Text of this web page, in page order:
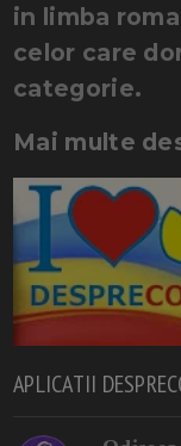
in limba
celor care
categorie.
Mai multe
APLICATII